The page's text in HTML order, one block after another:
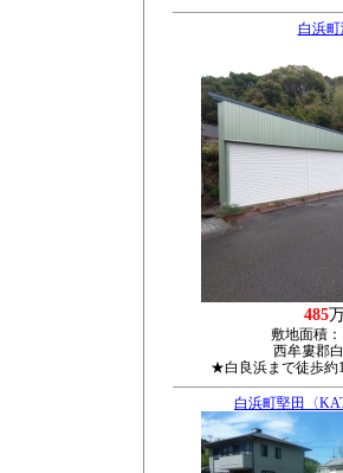
白浜
485
敷地面積：
西牟婁郡
★白良浜まで徒歩約
白浜町堅田〈